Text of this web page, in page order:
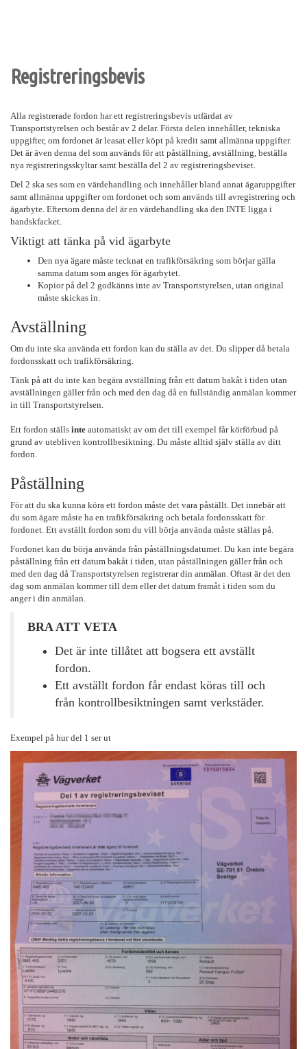
Registreringsbevis
Alla registrerade fordon har ett registreringsbevis utfärdat av
Transportstyrelsen och består av 2 delar. Första delen innehåller, tekniska
uppgifter, om fordonet är leasat eller köpt på kredit samt allmänna uppgifter.
Det är även denna del som används för att påställning, avställning, beställa
nya registreringsskyltar samt beställa del 2 av registreringsbeviset.
Del 2 ska ses som en värdehandling och innehåller bland annat ägaruppgifter
samt allmänna uppgifter om fordonet och som används till avregistrering och
ägarbyte. Eftersom denna del är en värdehandling ska den INTE ligga i
handskfacket.
Viktigt att tänka på vid ägarbyte
Den nya ägare måste tecknat en trafikförsäkring som börjar gälla
samma datum som anges för ägarbytet.
Kopior på del 2 godkänns inte av Transportstyrelsen, utan original
måste skickas in.
Avställning
Om du inte ska använda ett fordon kan du ställa av det. Du slipper då betala
fordonsskatt och trafikförsäkring.
Tänk på att du inte kan begära avställning från ett datum bakåt i tiden utan
avställningen gäller från och med den dag då en fullständig anmälan kommer
in till Transportstyrelsen.
Ett fordon ställs inte automatiskt av om det till exempel får körförbud på
grund av utebliven kontrollbesiktning. Du måste alltid själv ställa av ditt
fordon.
Påställning
För att du ska kunna köra ett fordon måste det vara påställt. Det innebär att
du som ägare måste ha en trafikförsäkring och betala fordonsskatt för
fordonet. Ett avställt fordon som du vill börja använda måste ställas på.
Fordonet kan du börja använda från påställningsdatumet. Du kan inte begära
påställning från ett datum bakåt i tiden, utan påställningen gäller från och
med den dag då Transportstyrelsen registrerar din anmälan. Oftast är det den
dag som anmälan kommer till dem eller det datum framåt i tiden som du
anger i din anmälan.
BRA ATT VETA
Det är inte tillåtet att bogsera ett avställt
fordon.
Ett avställt fordon får endast köras till och
från kontrollbesiktningen samt verkstäder.
Exempel på hur del 1 ser ut